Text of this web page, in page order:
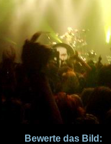
Bewerte das Bild: